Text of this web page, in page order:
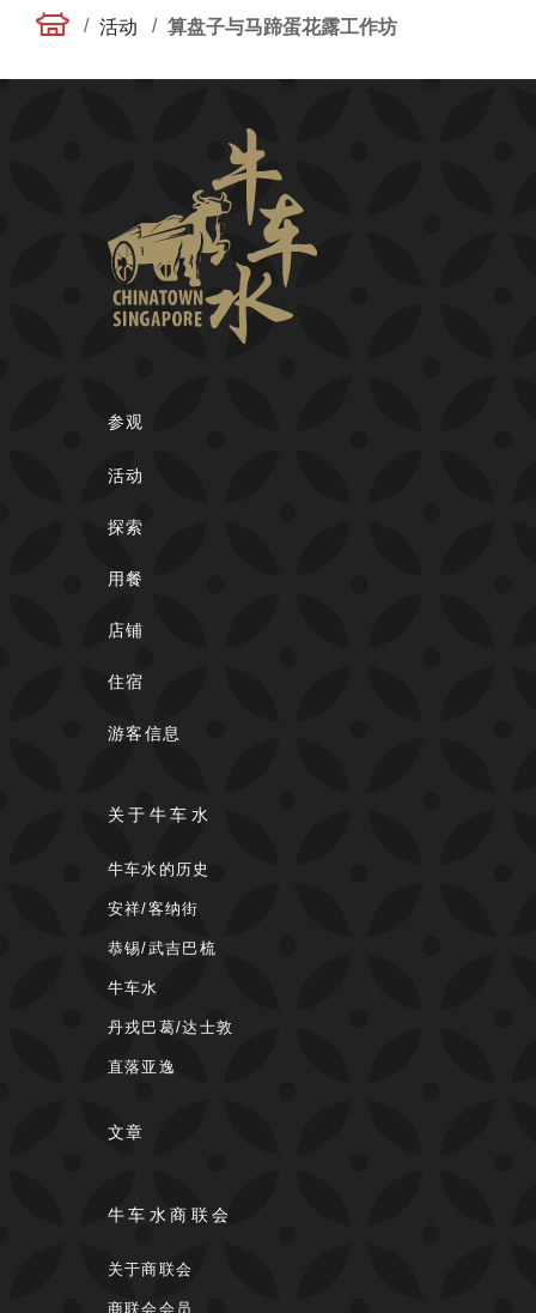
/ 活动 / 算盘子与马蹄蛋花露工作坊
参观
活动
探索
用餐
店铺
住宿
游客信息
关于牛车水
牛车水的历史
安祥/客纳街
恭锡/武吉巴梳
牛车水
丹戎巴葛/达士敦
直落亚逸
文章
牛车水商联会
关于商联会
商联会会员